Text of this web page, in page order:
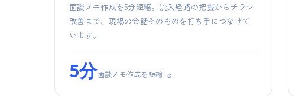
面談メモ作成を5分短縮。流入経路の把握からチラシ
改善まで、現場の会話そのものを打ち手につなげて
います。
5分面談メモ作成を短縮